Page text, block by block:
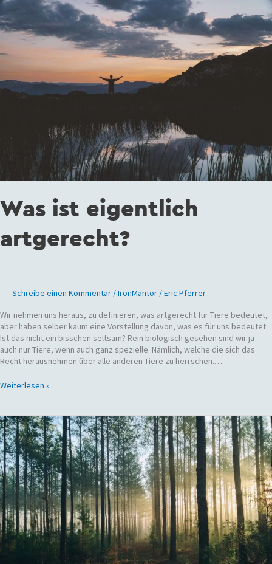
Was ist eigentlich
artgerecht?
Schreibe einen Kommentar /IronMantor /Eric Pferrer
Wir nehmen uns heraus, zu definieren, was artgerecht für Tiere bedeutet,
aber haben selber kaum eine Vorstellung davon, was es für uns bedeutet.
Ist das nicht ein bisschen seltsam? Rein biologisch gesehen sind wir ja
auch nur Tiere, wenn auch ganz spezielle. Nämlich, welche die sich das
Recht herausnehmen über alle anderen Tiere zu herrschen.…
Was
ist
eigentlich
artgerecht?
Weiterlesen »
Wald
und
Würstchenblick